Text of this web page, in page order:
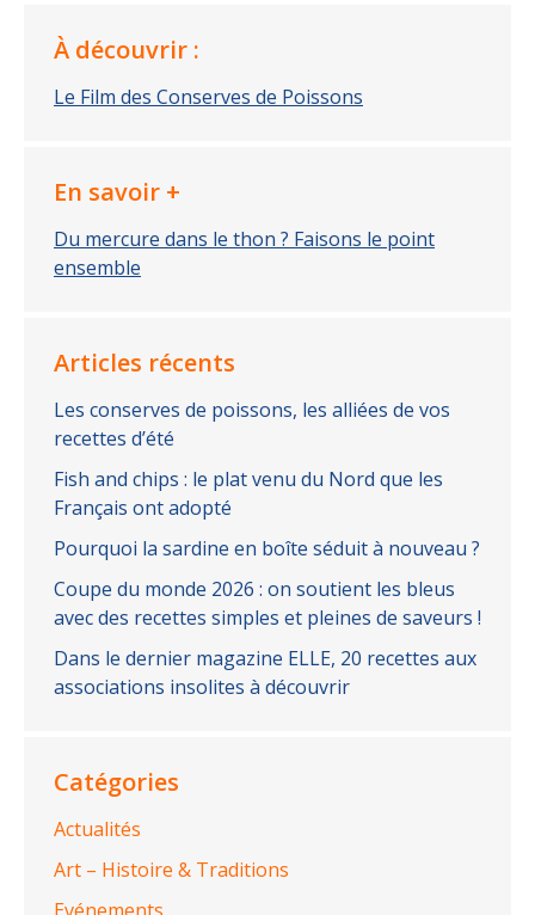
À découvrir :
Le Film des Conserves de Poissons
En savoir +
Du mercure dans le thon ? Faisons le point
ensemble
Articles récents
Les conserves de poissons, les alliées de vos
recettes d’été
Fish and chips : le plat venu du Nord que les
Français ont adopté
Pourquoi la sardine en boîte séduit à nouveau ?
Coupe du monde 2026 : on soutient les bleus
avec des recettes simples et pleines de saveurs !
Dans le dernier magazine ELLE, 20 recettes aux
associations insolites à découvrir
Catégories
Actualités
Art – Histoire & Traditions